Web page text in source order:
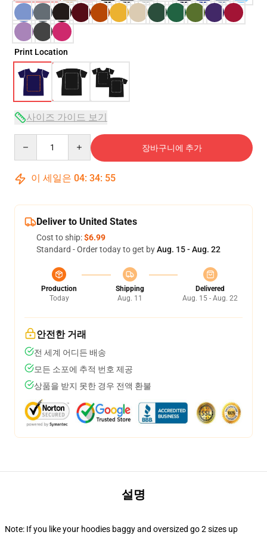
Print Location
사이즈 가이드 보기
장바구니에 추가
이 세일은 04: 34: 54
Deliver to United States
Cost to ship:$6.99
Standard - Order today to get byAug. 15 - Aug. 22
Production
Today
Shipping
Aug. 11
Delivered
Aug. 15 - Aug. 22
안전한 거래
전 세계 어디든 배송
모든 소포에 추적 번호 제공
상품을 받지 못한 경우 전액 환불
설명
Note: If you like your hoodies baggy and oversized go 2 sizes up